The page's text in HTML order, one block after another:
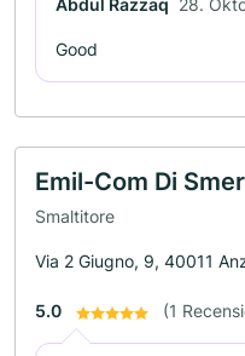
Good
Emil-Com Di
Smaltitore
Via 2 Giugno, 9, 40011
5.0 (1